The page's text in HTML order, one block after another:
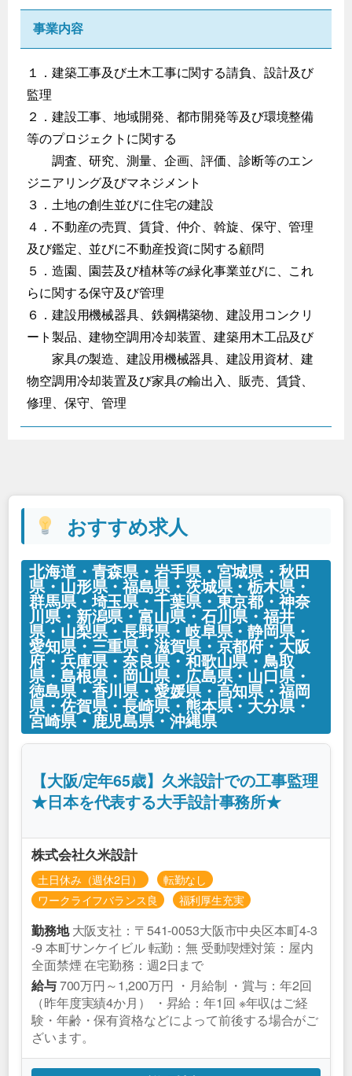
事業内容
１．建築工事及び土木工事に関する請負、設計及び
監理
２．建設工事、地域開発、都市開発等及び環境整備
等のプロジェクトに関する
調査、研究、測量、企画、評価、診断等のエン
ジニアリング及びマネジメント
３．土地の創生並びに住宅の建設
４．不動産の売買、賃貸、仲介、斡旋、保守、管理
及び鑑定、並びに不動産投資に関する顧問
５．造園、園芸及び植林等の緑化事業並びに、これ
らに関する保守及び管理
６．建設用機械器具、鉄鋼構築物、建設用コンクリ
ート製品、建物空調用冷却装置、建築用木工品及び
家具の製造、建設用機械器具、建設用資材、建
物空調用冷却装置及び家具の輸出入、販売、賃貸、
修理、保守、管理
おすすめ求人
北海道・青森県・岩手県・宮城県・秋田
県・山形県・福島県・茨城県・栃木県・
群馬県・埼玉県・千葉県・東京都・神奈
川県・新潟県・富山県・石川県・福井
県・山梨県・長野県・岐阜県・静岡県・
愛知県・三重県・滋賀県・京都府・大阪
府・兵庫県・奈良県・和歌山県・鳥取
県・島根県・岡山県・広島県・山口県・
徳島県・香川県・愛媛県・高知県・福岡
県・佐賀県・長崎県・熊本県・大分県・
宮崎県・鹿児島県・沖縄県
【大阪/定年65歳】久米設計での工事監理
★日本を代表する大手設計事務所★
株式会社久米設計
土日休み（週休2日）
転勤なし
ワークライフバランス良
福利厚生充実
勤務地大阪支社：〒541-0053大阪市中央区本町4-3
-9 本町サンケイビル 転勤：無 受動喫煙対策：屋内
全面禁煙 在宅勤務：週2日まで
給与700万円～1,200万円 ・月給制 ・賞与：年2回
（昨年度実績4か月） ・昇給：年1回 ※年収はご経
験・年齢・保有資格などによって前後する場合がご
ざいます。